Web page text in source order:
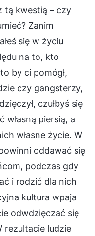
tą kwestią – czy
Zanim
się w życiu
na to, kto
by ci pomógł,
czy gangsterzy,
czułbyś się
własną piersią, a
własne życie. W
oddawać się
podczas gdy
i rodzić dla nich
kultura wpaja
odwdzięczać się
rezultacie ludzie